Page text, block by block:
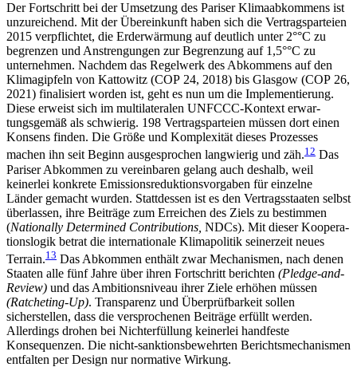
Der Fortschritt bei der Umsetzung des Pariser Klima­abkommens ist
unzureichend. Mit der Übereinkunft haben sich die Vertragsparteien
2015 verpflichtet, die Erderwärmung auf deutlich unter 2°°C zu
begrenzen und Anstrengungen zur Begrenzung auf 1,5°°C zu
unternehmen. Nachdem das Regelwerk des Abkommens auf den
Klimagipfeln von Kattowitz (COP 24, 2018) bis Glasgow (COP 26,
2021) finalisiert worden ist, geht es nun um die Implementierung.
Diese er­weist sich im multilateralen UNFCCC-Kontext erwar­
tungsgemäß als schwierig. 198 Vertragsparteien müs­sen dort einen
Konsens finden. Die Größe und Kom­ple­xität dieses Prozesses
machen ihn seit Beginn aus­gesprochen langwierig und zäh.12 Das
Pariser Ab­kommen zu vereinbaren gelang auch deshalb, weil
keinerlei konkrete Emissionsreduktionsvorgaben für einzelne
Länder gemacht wurden. Stattdessen ist es den Vertragsstaaten selbst
überlassen, ihre Beiträge zum Erreichen des Ziels zu bestimmen
(Nationally Determined Contributions NDCs). Mit dieser Koopera­
tionslogik betrat die internationale Klimapolitik seinerzeit neues
Terrain.13 Das Abkommen enthält zwar Mechanismen, nach denen
Staaten alle fünf Jahre über ihren Fortschritt berichten (Pledge-and-
Review) und das Ambitionsniveau ihrer Ziele erhöhen müssen
(Ratcheting-Up). Transparenz und Überprüfbar­keit sollen
sicherstellen, dass die versprochenen Bei­träge erfüllt werden.
Allerdings drohen bei Nicht­erfüllung keinerlei handfeste
Konsequenzen. Die nicht-sanktionsbewehrten Berichtsmechanismen
entfalten per Design nur normative Wirkung.